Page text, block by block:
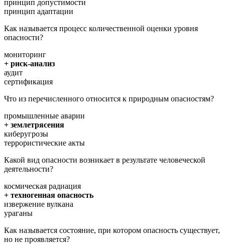
принцип допустимости
принцип адаптации
Как называется процесс количественной оценки уровня
опасности?
мониторинг
+ риск-анализ
аудит
сертификация
Что из перечисленного относится к природным опасностям?
промышленные аварии
+ землетрясения
киберугрозы
террористические акты
Какой вид опасности возникает в результате человеческой
деятельности?
космическая радиация
+ техногенная опасность
извержение вулкана
ураганы
Как называется состояние, при котором опасность существует,
но не проявляется?